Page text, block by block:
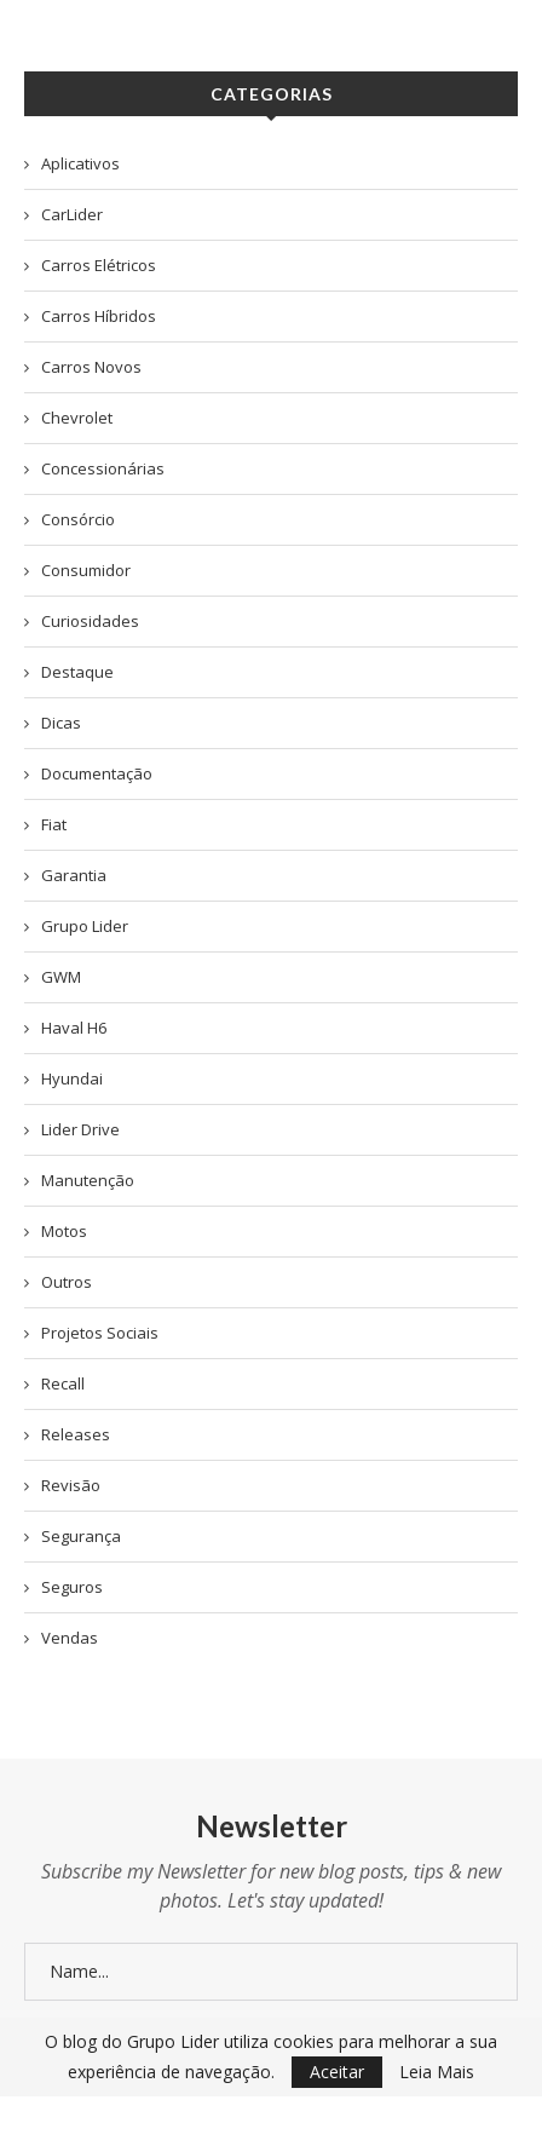
CATEGORIAS
Aplicativos
CarLider
Carros Elétricos
Carros Híbridos
Carros Novos
Chevrolet
Concessionárias
Consórcio
Consumidor
Curiosidades
Destaque
Dicas
Documentação
Fiat
Garantia
Grupo Lider
GWM
Haval H6
Hyundai
Lider Drive
Manutenção
Motos
Outros
Projetos Sociais
Recall
Releases
Revisão
Segurança
Seguros
Vendas
Newsletter
Subscribe my Newsletter for new blog posts, tips & new
photos. Let's stay updated!
O blog do Grupo Lider utiliza cookies para melhorar a sua
experiência de navegação.
Aceitar Leia Mais